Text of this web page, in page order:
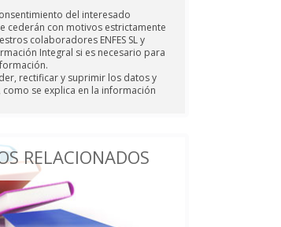
del interesado
cederán con motivos estrictamente
colaboradores ENFES SL y
Integral si es necesario para
rectificar y suprimir los datos y
se explica en la información
RELACIONADOS